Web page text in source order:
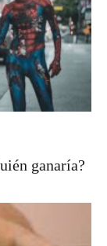
ganaría?